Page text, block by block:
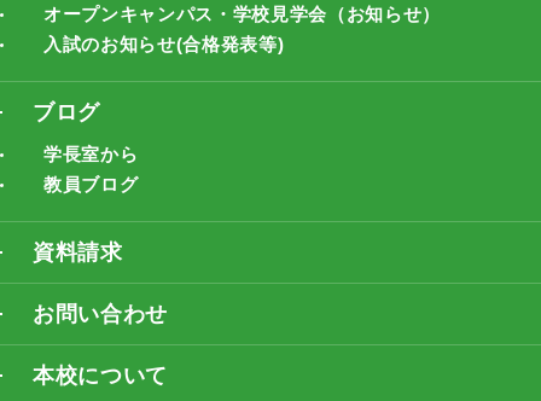
オープンキャンパス・学校見学会（お知らせ）
入試のお知らせ(合格発表等)
ブログ
学長室から
教員ブログ
資料請求
お問い合わせ
本校について